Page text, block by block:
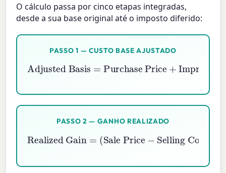
O cálculo passa por cinco etapas integradas,
desde a sua base original até o imposto diferido:
PASSO 1 — CUSTO BASE AJUSTADO
Adjusted Basis=
Purchase Price+Improvements−Depreciation
PASSO 2 — GANHO REALIZADO
Realized Gain =(Sale Price −
Selling Costs )− Adjusted Basis